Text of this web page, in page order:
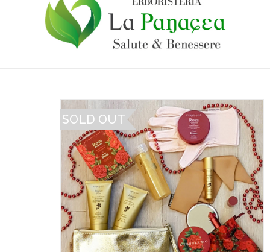
SOLD OUT